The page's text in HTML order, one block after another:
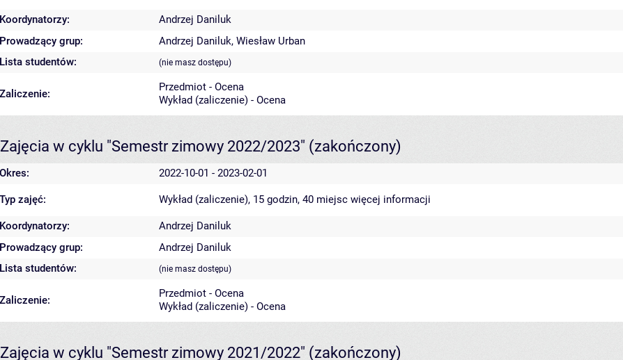
Koordynatorzy:
Andrzej Daniluk
Prowadzący grup:
Andrzej Daniluk, Wiesław Urban
Lista studentów:
(nie masz dostępu)
Zaliczenie:
Przedmiot - Ocena
Wykład (zaliczenie) - Ocena
Zajęcia w cyklu "Semestr zimowy 2022/2023" (zakończony)
Okres: 2022-10-01 - 2023-02-01
Typ zajęć: Wykład (zaliczenie), 15 godzin, 40 miejsc więcej informacji
Koordynatorzy:
Andrzej Daniluk
Prowadzący grup:
Andrzej Daniluk
Lista studentów:
(nie masz dostępu)
Zaliczenie:
Przedmiot - Ocena
Wykład (zaliczenie) - Ocena
Zajęcia w cyklu "Semestr zimowy 2021/2022" (zakończony)